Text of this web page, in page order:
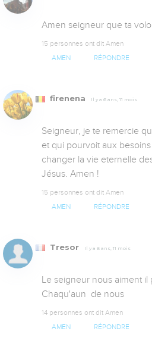
Amen seigneur que ta
15 personnes ont dit Amen
AMEN RÉPONDRE
firenena Il y a 6 ans, 11 mois
Seigneur, je te remercie
et qui pourvoit aux
changer la vie eternelle
Jésus. Amen !
15 personnes ont dit Amen
AMEN RÉPONDRE
Tresor Il y a 6 ans, 11 mois
Le seigneur nous aiment
Chaqu'aun  de nous
14 personnes ont dit Amen
AMEN RÉPONDRE